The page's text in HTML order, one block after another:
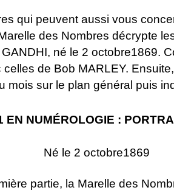
qui peuvent aussi vous
des Nombres décrypte
né le 2 octobre1869.
de Bob MARLEY.
mois sur le plan général puis
EN NUMÉROLOGIE :
Né le 2 octobre1869
partie, la Marelle des